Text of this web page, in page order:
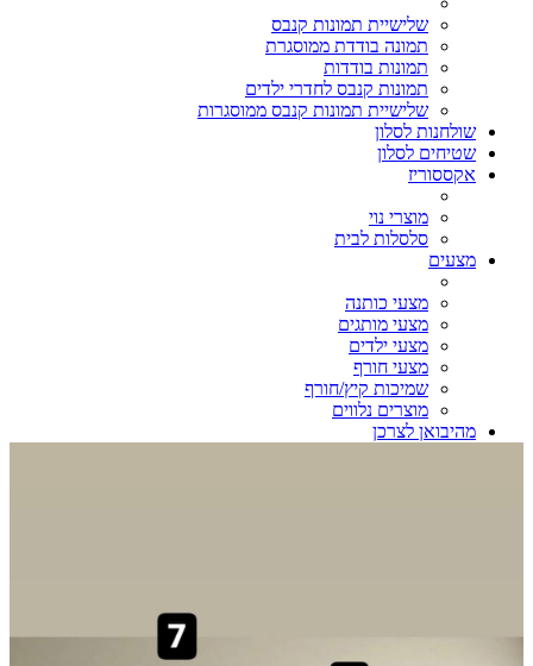
שלישיית תמונות קנבס
תמונה בודדת ממוסגרת
תמונות בודדות
תמונות קנבס לחדרי ילדים
שלישיית תמונות קנבס ממוסגרות
שולחנות לסלון
שטיחים לסלון
אקססוריז
מוצרי נוי
סלסלות לבית
מצעים
מצעי כותנה
מצעי מותגים
מצעי ילדים
מצעי חורף
שמיכות קיץ/חורף
מוצרים נלווים
מהיבואן לצרכן